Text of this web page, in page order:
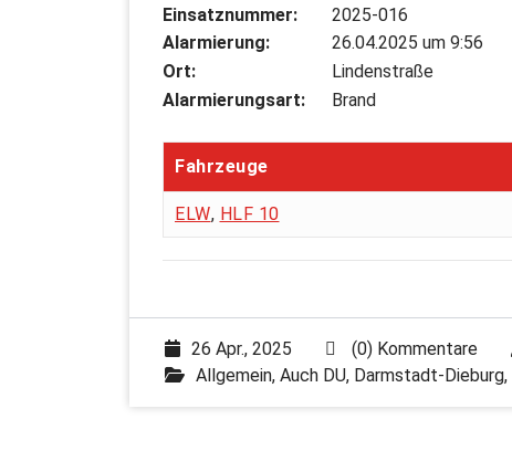
Einsatznummer:
Alarmierung:
Ort:
Alarmierungsart:
2025-016
26.04.2025 um 9:56
Lindenstraße
Brand
Fahrzeuge
ELW, HLF 10
26 Apr., 2025 (0) Kommentare
Allgemein, Auch DU, Darmstadt-Dieburg,